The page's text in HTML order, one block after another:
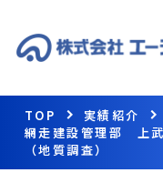
TOP 実績紹介
網走建設管理部 上
（地質調査）